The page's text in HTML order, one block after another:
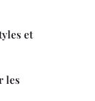
et
les